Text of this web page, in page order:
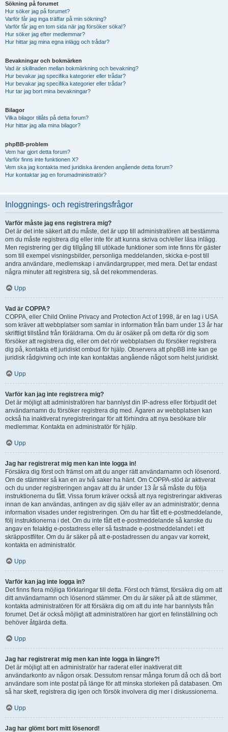
Sökning på forumet
Hur söker jag på forumet?
Varför får jag inga träffar på min sökning?
Varför får jag en tom sida när jag försöker söka!?
Hur söker jag efter medlemmar?
Hur hittar jag mina egna inlägg och trådar?
Bevakningar och bokmärken
Vad är skillnaden mellan bokmärkning och bevakning?
Hur bevakar jag specifika kategorier eller trådar?
Hur bevakar jag specifika kategorier eller trådar?
Hur tar jag bort mina bevakningar?
Bilagor
Vilka bilagor tillåts på detta forum?
Hur hittar jag alla mina bilagor?
phpBB-problem
Vem har gjort detta forum?
Varför finns inte funktionen X?
Vem ska jag kontakta med juridiska ärenden angående detta forum?
Hur kontaktar jag en forumadministratör?
Inloggnings- och registreringsfrågor
Varför måste jag ens registrera mig?
Det är det inte säkert att du måste, det är upp till administratören att bestämma
om du måste registrera dig eller inte för att kunna skriva och/eller läsa inlägg.
Men registrering ger dig tillgång till utökade funktioner som inte finns för gäster
som till exempel visningsbilder, personliga meddelanden, skicka e-post till
andra användare, medlemskap i användargrupper, med mera. Det tar endast
några minuter att registrera sig, så det rekommenderas.
Upp
Vad är COPPA?
COPPA, eller Child Online Privacy and Protection Act of 1998, är en lag i USA
som kräver att webbplatser som samlar in information från barn under 13 år har
skriftligt tillstånd från föräldrarna. Om du är osäker på om detta rör dig som
försöker att registrera dig, eller om det rör webbplatsen du försöker registrera
dig på, kontakta ett juridiskt ombud för hjälp. Observera att phpBB inte kan ge
juridisk rådgivning och inte kan kontaktas angående något som helst juridiskt.
Upp
Varför kan jag inte registrera mig?
Det är möjligt att administratören har bannlyst din IP-adress eller förbjudit det
användarnamn du försöker registrera dig med. Ägaren av webbplatsen kan
också ha inaktiverat nyregistreringar för att förhindra att nya besökare blir
medlemmar. Kontakta en administratör för hjälp.
Upp
Jag har registrerat mig men kan inte logga in!
Försäkra dig först och främst om att du anger rätt användarnamn och lösenord.
Om de stämmer så kan en av två saker ha hänt. Om COPPA-stöd är aktiverat
och du under registreringen angav att du är under 13 år så måste du följa
instruktionerna du fått. Vissa forum kräver också att nya registreringar aktiveras
innan de kan användas, antingen av dig själv eller av an administratör; denna
information visades under registreringen. Om du har fått ett e-postmeddelande,
följ instruktionerna i det. Om du inte fått ett e-postmeddelande så kanske du
angav en felaktig e-postadress eller så fastnade e-postmeddelandet i ett
skräppostfilter. Om du är säker på att e-postadressen du angav var korrekt,
kontakta en administratör.
Upp
Varför kan jag inte logga in?
Det finns flera möjliga förklaringar till detta. Först och främst, försäkra dig om att
ditt användarnamn och lösenord stämmer. Om du är säker på att de stämmer,
kontakta administratören för att försäkra dig om att du inte har bannlysts från
forumet. Det är också möjligt att administratören har gjort en felinställning och
behöver åtgärda detta.
Upp
Jag har registrerat mig men kan inte logga in längre?!
Det är möjligt att en administratör har raderat eller inaktiverat ditt
användarkonto av någon orsak. Dessutom rensar många forum då och då bort
användare som inte postat på länge för att minska storleken på databasen. Om
så har skett, registrera dig igen och försök involvera dig mer i diskussionerna.
Upp
Jag har glömt bort mitt lösenord!